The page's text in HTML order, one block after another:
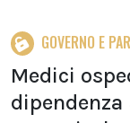
GOVERNO E
Medici
dipendenza